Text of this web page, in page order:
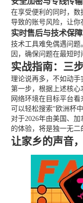
在享受便利的同时，
导致的账号风险，让你
实时售后与技术保
技术工具难免偶遇问
因，确保问题在最短时
实战指南：三
理论说再多，不如动手
第一步，根据上述核
网络环境在目标平台
可以轻松搜索“欧洲杯
对于2026年由美国、
的体验，将是独一无二
让家乡的声音